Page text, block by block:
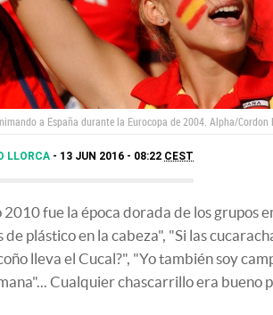
a España durante la Eurocopa de 2004. Alpha/Cordon
LLORCA 13 JUN 2016 - 08:22 CEST
2010 fue la época dorada de los grupos
de plástico en la cabeza", "Si las
lleva el Cucal?", "Yo también soy
Cualquier chascarrillo era bueno